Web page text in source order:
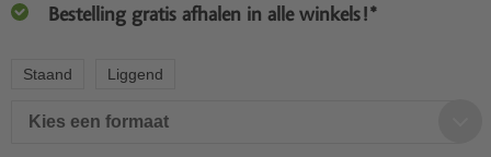
Bestelling gratis afhalen in alle winkels!*
Staand Liggend
Kies een formaat